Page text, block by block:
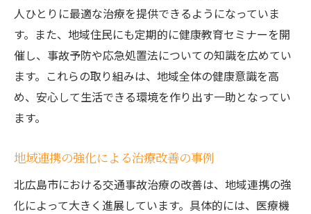
人ひとりに最適な治療を提供できるようになっていま
す。また、地域住民にも定期的に健康教育セミナーを開
催し、事故予防や応急処置法についての知識を広めてい
ます。これらの取り組みは、地域全体の健康意識を高
め、安心して生活できる環境を作り出す一助となってい
ます。
地域連携の強化による治療改善の事例
北広島市における交通事故治療の改善は、地域連携の強
化によって大きく進展しています。具体的には、医療機